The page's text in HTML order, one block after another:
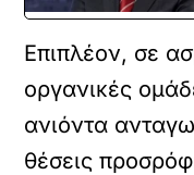
Επιπλέον, σε
οργανικές
ανιόντα
θέσεις